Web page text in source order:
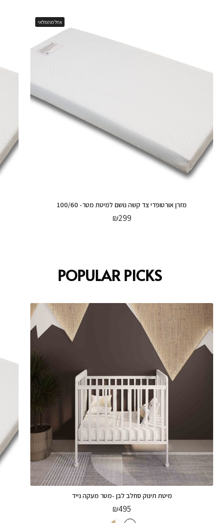
אזל מהמלאי
מזרן אורטופדי צד קשה נושם למיטת מטר- 100/60
₪299
POPULAR PICKS
מיטת תינוק סחלב לבן -מטר מעקה נייד
₪495